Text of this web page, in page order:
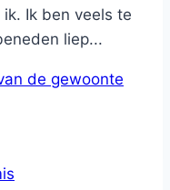
Ik ben veels te
liep...
de gewoonte